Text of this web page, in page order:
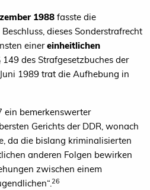
1988 fasste die
dieses Sonderstrafrecht
einereinheitlichen
149 des Strafgesetzbuches der
1989 trat die Aufhebung in
ein bemerkenswerter
Gerichts der DDR, wonach
da die bislang kriminalisierten
anderen Folgen bewirken
zwischen einem
26